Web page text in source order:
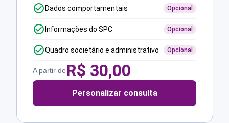
Dados comportamentais Opcional
Informações do SPC Opcional
Quadro societário e administrativo Opcional
A partir deR$ 30,00
Personalizar consulta